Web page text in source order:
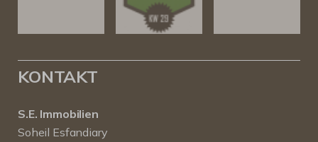
KONTAKT
S.E. Immobilien
Soheil Esfandiary